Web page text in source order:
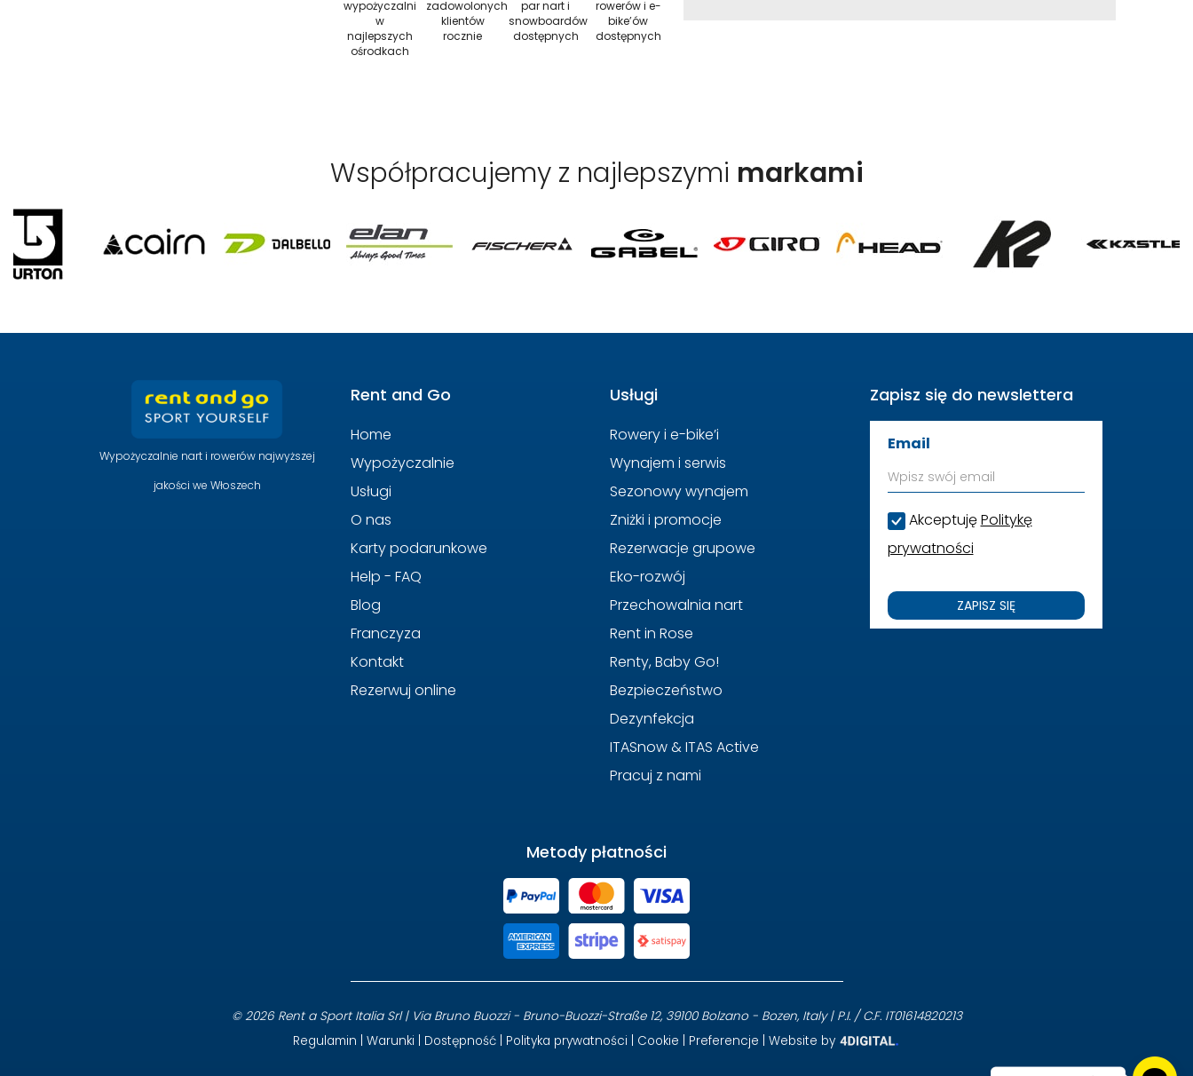
wypożyczalni
w
najlepszych
ośrodkach
zadowolonych
klientów
rocznie
par nart i
snowboardów
dostępnych
rowerów i e-
bike’ów
dostępnych
Współpracujemy z najlepszymi markami
Wypożyczalnie nart i rowerów najwyższej
jakości we Włoszech
Rent and Go
Home
Wypożyczalnie
Usługi
O nas
Karty podarunkowe
Help - FAQ
Blog
Franczyza
Kontakt
Rezerwuj online
Usługi
Rowery i e-bike’i
Wynajem i serwis
Sezonowy wynajem
Zniżki i promocje
Rezerwacje grupowe
Eko-rozwój
Przechowalnia nart
Rent in Rose
Renty, Baby Go!
Bezpieczeństwo
Dezynfekcja
ITASnow & ITAS Active
Pracuj z nami
Zapisz się do newslettera
Email
AkceptujęPolitykę
prywatności
ZAPISZ SIĘ
Metody płatności
© 2026 Rent a Sport Italia Srl | Via Bruno Buozzi - Bruno-Buozzi-Straße 12, 39100 Bolzano - Bozen, Italy | P.I. / C.F. IT01614820213
Regulamin |Warunki Dostępność Polityka prywatności Cookie Preferencje | Website by